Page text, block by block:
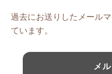
過去にお送りしたメール
ています。
メ